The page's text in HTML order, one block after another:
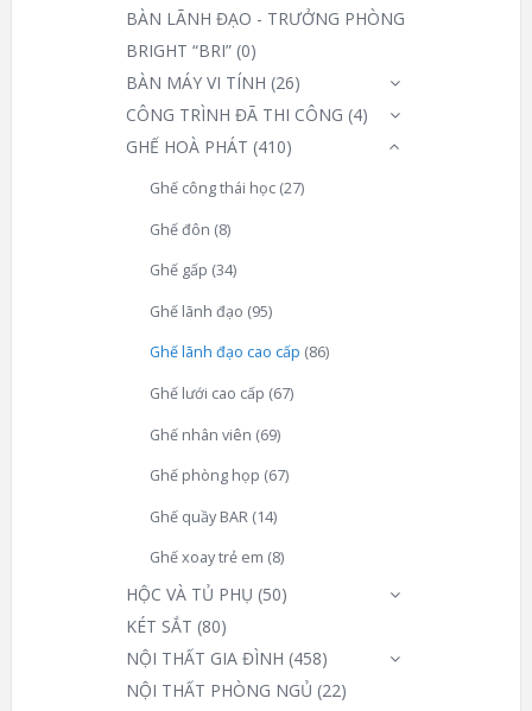
BÀN LÃNH ĐẠO - TRƯỞNG PHÒNG
BRIGHT “BRI” (0)
BÀN MÁY VI TÍNH (26)
CÔNG TRÌNH ĐÃ THI CÔNG (4)
GHẾ HOÀ PHÁT (410)
Ghế công thái học (27)
Ghế đôn (8)
Ghế gấp (34)
Ghế lãnh đạo (95)
Ghế lãnh đạo cao cấp (86)
Ghế lưới cao cấp (67)
Ghế nhân viên (69)
Ghế phòng họp (67)
Ghế quầy BAR (14)
Ghế xoay trẻ em (8)
HỘC VÀ TỦ PHỤ (50)
KÉT SẮT (80)
NỘI THẤT GIA ĐÌNH (458)
NỘI THẤT PHÒNG NGỦ (22)